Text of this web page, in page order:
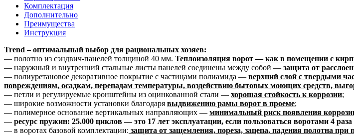
Комплектация
Дополнительно
Преимущества
Инструкция
Trend – оптимальный выбор для рациональных хозяев:
— полотно из сэндвич-панелей толщиной 40 мм. Теплоизоляция ворот — как в помещении с
— наружный и внутренний стальные листы панелей соединены между собой — защита от
— полиуретановое декоративное покрытие с частицами полиамида — верхний слой с твердыми
повреждениям, осадкам, перепадам температуры, воздействию бытовых моющих средств,
— петли и регулируемые кронштейны из оцинкованной стали — хорошая стойкость к коррозии;
— широкие возможности установки благодаря выдвижению рамы ворот в проеме;
— полимерное основание вертикальных направляющих — минимальный риск появления
— ресурс пружин: 25.000 циклов — это 17 лет эксплуатации, если пользоваться воротами 4 раза
— в воротах базовой комплектации: защита от защемления, пореза, зацепа, падения полотна